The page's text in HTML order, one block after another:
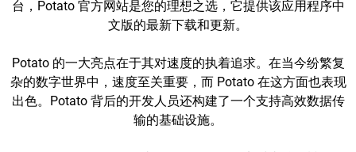
台，Potato 官方网站是您的理想之选，它提供该应用程序中
文版的最新下载和更新。
Potato 的一大亮点在于其对速度的执着追求。在当今纷繁复
杂的数字世界中，速度至关重要，而 Potato 在这方面也表现
出色。Potato 背后的开发人员还构建了一个支持高效数据传
输的基础设施。